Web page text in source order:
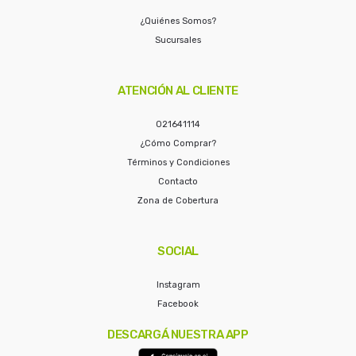
¿Quiénes Somos?
Sucursales
ATENCIÓN AL CLIENTE
021641114
¿Cómo Comprar?
Términos y Condiciones
Contacto
Zona de Cobertura
SOCIAL
Instagram
Facebook
DESCARGÁ NUESTRA APP